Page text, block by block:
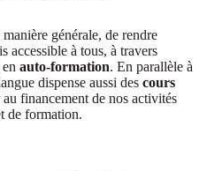
générale, de rendre
accessible à tous, à travers
auto-formation. En parallèle à
dispense aussi des cours
financement de nos activités
de formation.